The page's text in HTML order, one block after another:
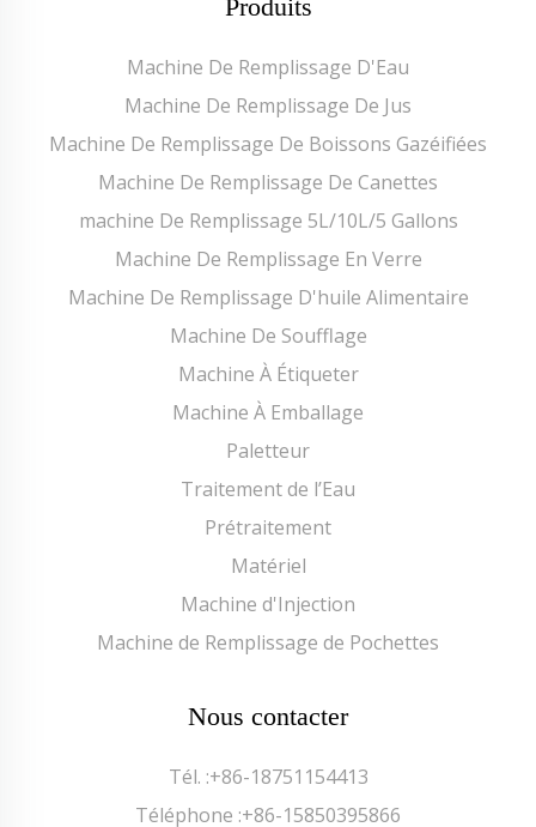
Produits
Machine De Remplissage D'Eau
Machine De Remplissage De Jus
Machine De Remplissage De Boissons Gazéifiées
Machine De Remplissage De Canettes
machine De Remplissage 5L/10L/5 Gallons
Machine De Remplissage En Verre
Machine De Remplissage D'huile Alimentaire
Machine De Soufflage
Machine À Étiqueter
Machine À Emballage
Paletteur
Traitement de l’Eau
Prétraitement
Matériel
Machine d'Injection
Machine de Remplissage de Pochettes
Nous contacter
Tél. :+86-18751154413
Téléphone :+86-15850395866